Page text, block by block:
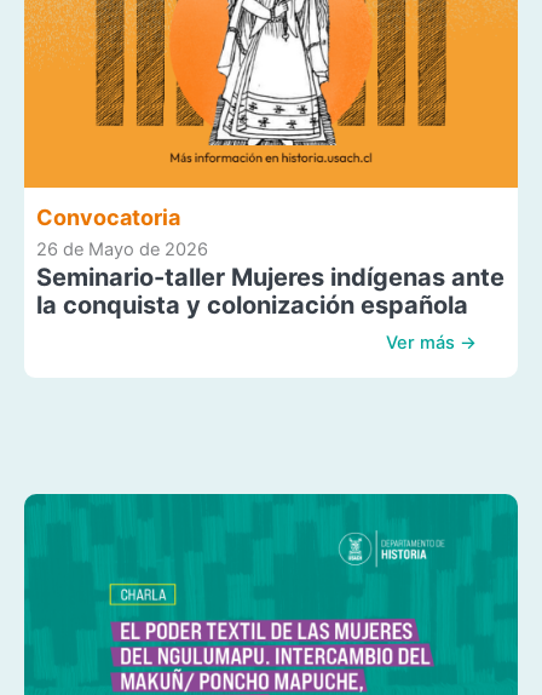
Convocatoria
26 de Mayo de 2026
Seminario-taller Mujeres indígenas ante
la conquista y colonización española
Ver más →